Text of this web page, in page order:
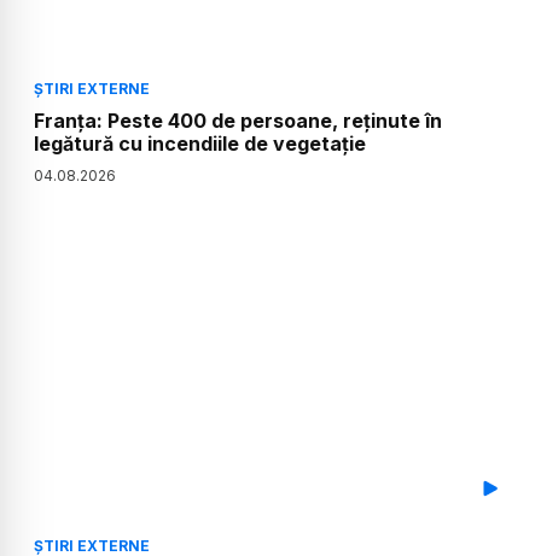
ȘTIRI EXTERNE
Franța: Peste 400 de persoane, reținute în
legătură cu incendiile de vegetație
04.08.2026
ȘTIRI EXTERNE